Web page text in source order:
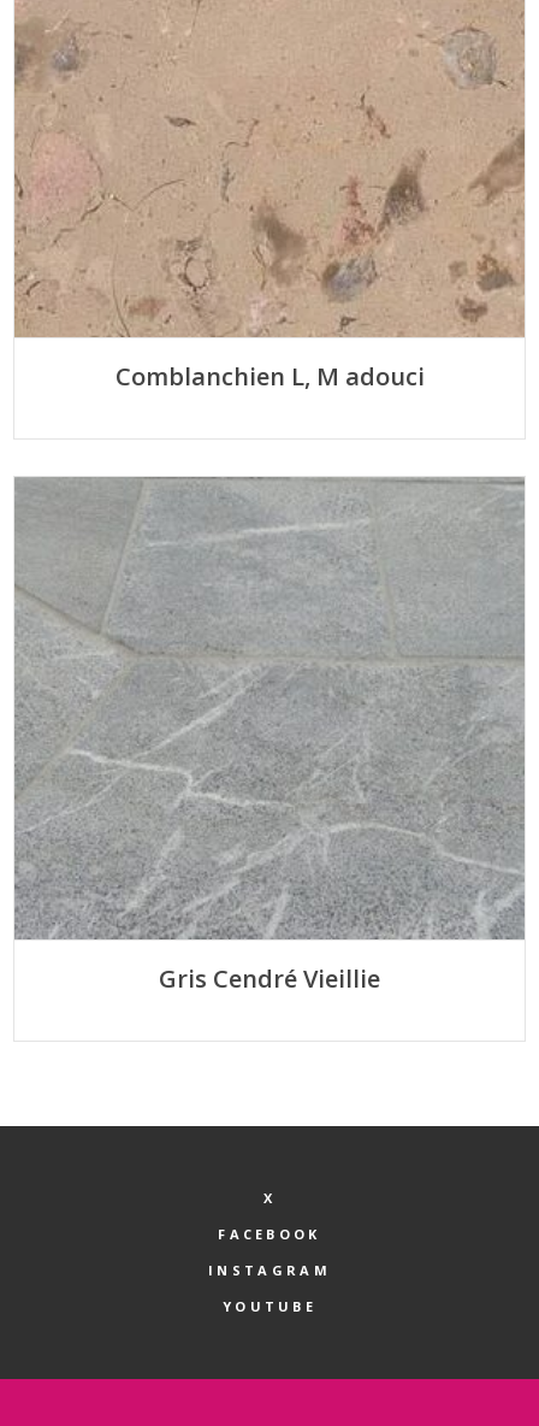
Comblanchien L, M adouci
Gris Cendré Vieillie
X
FACEBOOK
INSTAGRAM
YOUTUBE